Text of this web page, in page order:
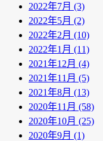
2022年7月 (3)
2022年5月 (2)
2022年2月 (10)
2022年1月 (11)
2021年12月 (4)
2021年11月 (5)
2021年8月 (13)
2020年11月 (58)
2020年10月 (25)
2020年9月 (1)